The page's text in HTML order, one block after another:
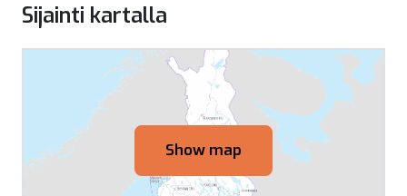
Sijainti kartalla
Show map